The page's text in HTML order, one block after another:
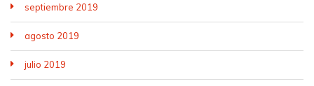
septiembre 2019
agosto 2019
julio 2019